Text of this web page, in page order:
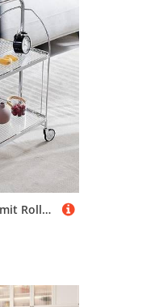
Klappbarer Barwagen mit Rollen und Griff, stilvoller Servierwagen für Kaffee, Tee und Getränke, rollender Getränke-Aufbewahrungswagen für Küche und Partys (transparente Oberfläche)